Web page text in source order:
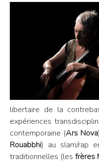
libertaire de la
expériences
contemporaine (Ars Nova
Rouabbhi) au slam/rap
traditionnelles (lesfrères